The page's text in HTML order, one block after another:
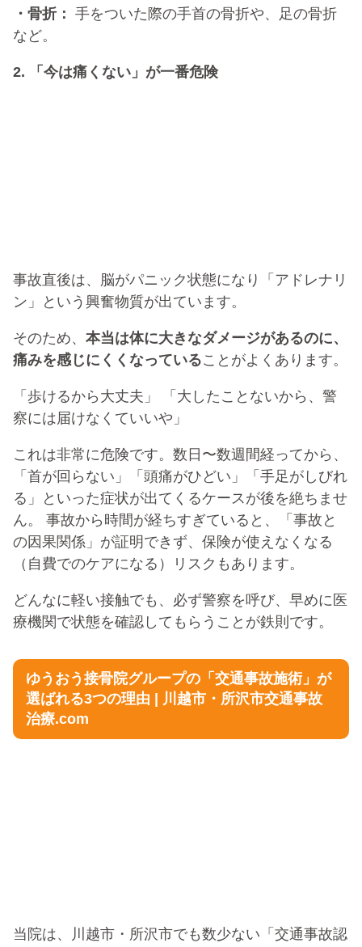
・骨折： 手をついた際の手首の骨折や、足の骨折
など。
2. 「今は痛くない」が一番危険
事故直後は、脳がパニック状態になり「アドレナリ
ン」という興奮物質が出ています。
そのため、 本当は体に大きなダメージがあるのに、
痛みを感じにくくなっていることがよくあります。
「歩けるから大丈夫」 「大したことないから、警
察には届けなくていいや」
これは非常に危険です。数日〜数週間経ってから、
「首が回らない」「頭痛がひどい」「手足がしびれ
る」といった症状が出てくるケースが後を絶ちませ
ん。 事故から時間が経ちすぎていると、「事故と
の因果関係」が証明できず、保険が使えなくなる
（自費でのケアになる）リスクもあります。
どんなに軽い接触でも、必ず警察を呼び、早めに医
療機関で状態を確認してもらうことが鉄則です。
ゆうおう接骨院グループの「交通事故施術」が
選ばれる3つの理由 | 川越市・所沢市交通事故
治療.com
当院は、川越市・所沢市でも数少ない「交通事故認